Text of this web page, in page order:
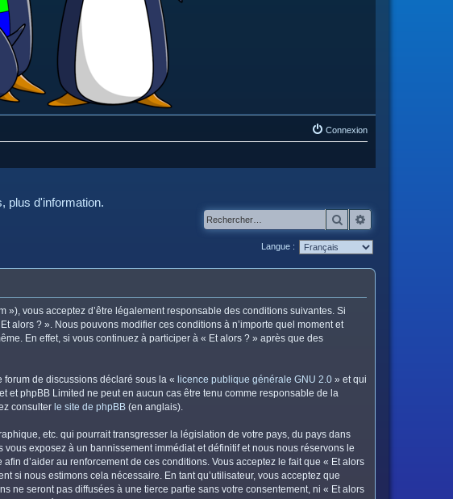
Connexion
plus d'information.
Rechercher
Langue :
»), vous acceptez d’être légalement responsable des conditions suivantes. Si
alors ? ». Nous pouvons modifier ces conditions à n’importe quel moment et
En effet, si vous continuez à participer à « Et alors ? » après que des
de discussions déclaré sous la « licence publique générale GNU 2.0 » et qui
phpBB Limited ne peut en aucun cas être tenu comme responsable de la
consulter le site de phpBB (en anglais).
etc. qui pourrait transgresser la législation de votre pays, du pays dans
exposez à un bannissement immédiat et définitif et nous nous réservons le
d’aider au renforcement de ces conditions. Vous acceptez le fait que « Et alors
si nous estimons cela nécessaire. En tant qu’utilisateur, vous acceptez que
ne seront pas diffusées à une tierce partie sans votre consentement, ni « Et alors